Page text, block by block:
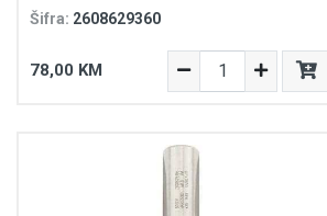
Šifra: 2608629360
78,00 KM